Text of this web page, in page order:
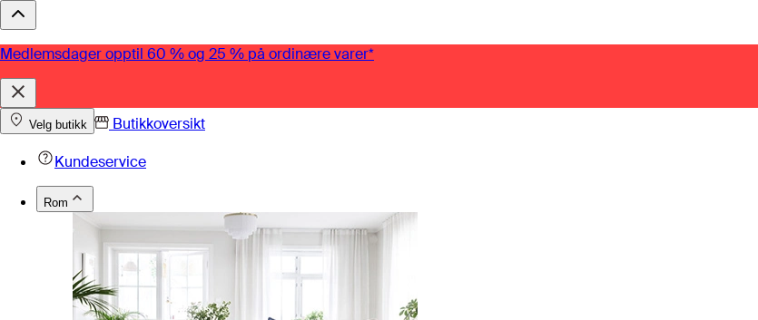
Medlemsdager opptil 60 % og 25 % på ordinære varer*
Velg butikk
Butikkoversikt
Kundeservice
Rom